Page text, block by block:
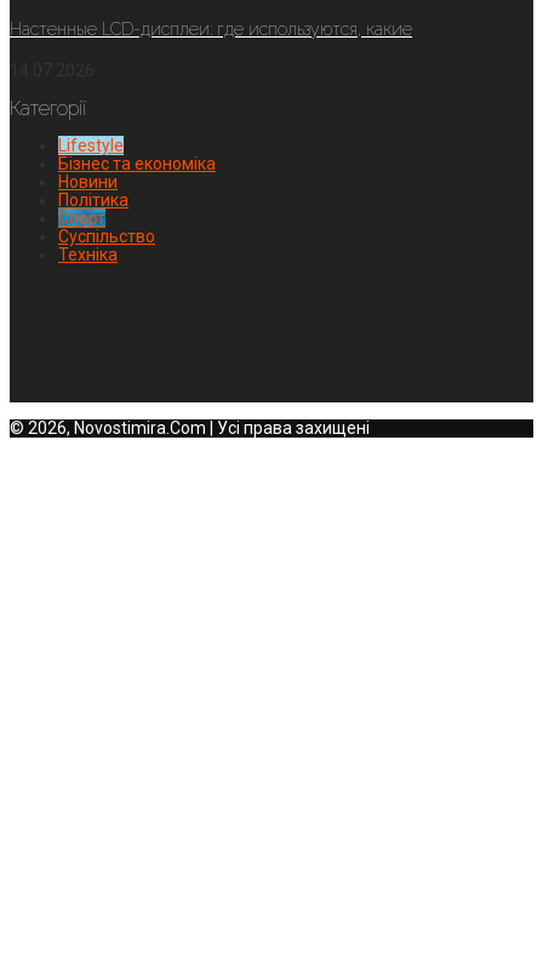
Настенные LCD-дисплеи: где используются, какие
Категорії
Lifestyle
Бізнес та економіка
Новини
Політика
Спорт
Суспільство
Техніка
© 2026, Novostimira.Com | Усі права захищені